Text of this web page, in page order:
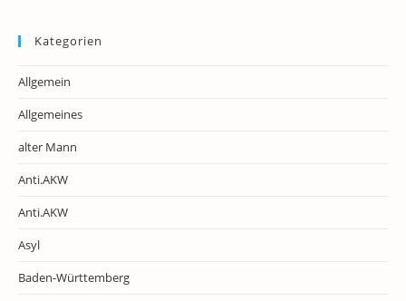
Kategorien
Allgemein
Allgemeines
alter Mann
Anti.AKW
Anti.AKW
Asyl
Baden-Württemberg